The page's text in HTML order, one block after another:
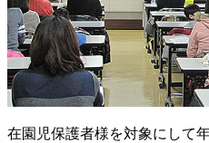
在園児保護者様を対象にして